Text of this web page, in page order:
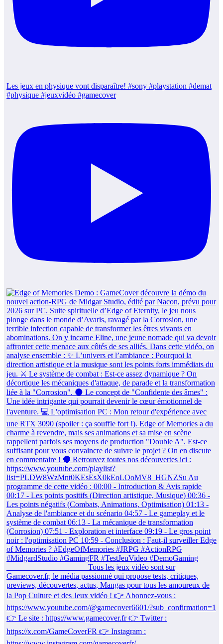
Les jeux en physique vont disparaître! #sony #playstation #demat
#physique #jeuxvidéo #gamecover